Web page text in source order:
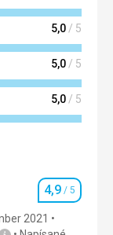
5,0 / 5
5,0 / 5
5,0 / 5
Hodnotenie
4,9 / 5
2021